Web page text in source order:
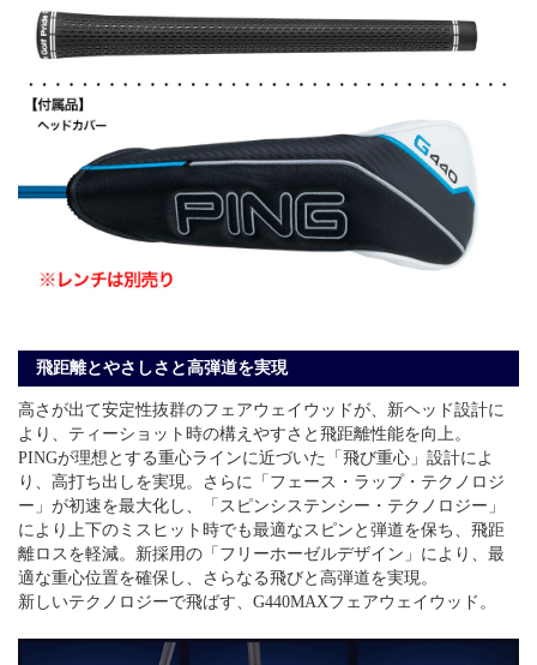
飛距離とやさしさと高弾道を実現
高さが出て安定性抜群のフェアウェイウッドが、新ヘッド設計に
より、ティーショット時の構えやすさと飛距離性能を向上。
PINGが理想とする重心ラインに近づいた「飛び重心」設計によ
り、高打ち出しを実現。さらに「フェース・ラップ・テクノロジ
ー」が初速を最大化し、「スピンシステンシー・テクノロジー」
により上下のミスヒット時でも最適なスピンと弾道を保ち、飛距
離ロスを軽減。新採用の「フリーホーゼルデザイン」により、最
適な重心位置を確保し、さらなる飛びと高弾道を実現。
新しいテクノロジーで飛ばす、G440MAXフェアウェイウッド。